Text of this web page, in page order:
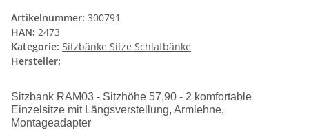
Artikelnummer: 300791
HAN: 2473
Kategorie: Sitzbänke Sitze Schlafbänke
Hersteller:
Sitzbank RAM03 - Sitzhöhe 57,90 - 2 komfortable
Einzelsitze mit Längsverstellung, Armlehne,
Montageadapter